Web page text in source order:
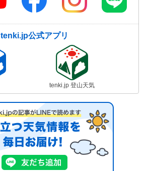
tenki.jp公式アプリ
tenki.jp 登山天気